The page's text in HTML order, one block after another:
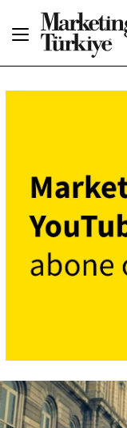
Dergiler
Etkinlikler
Araştırma